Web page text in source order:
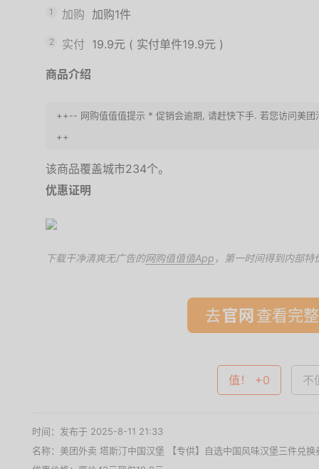
1 加购 加购1件
2 实付 19.9元 ( 实付单件19.9元 )
商品介绍
++-- 网购值值值提示 * 促销会逾期, 请赶快下手. 若您访问美
++
该商品覆盖城市234个。
优惠证明
下载干净清爽无广告的网购值值值App ，第一时间得到内部特
去 查看完
值！ +0 不
时间：发布于 2025-8-11 21:33
名称： 美团外卖 塔斯汀中国汉堡 【专供】自选中国风味汉堡三件兑换